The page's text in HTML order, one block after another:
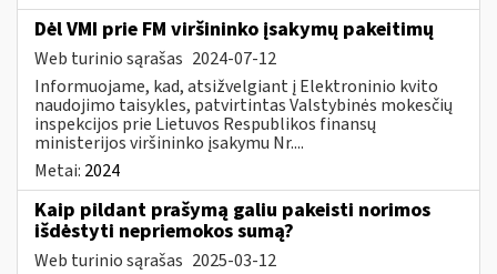
Dėl VMI prie FM viršininko įsakymų pakeitimų
Web turinio sąrašas 2024-07-12
Informuojame, kad, atsižvelgiant į Elektroninio kvito
naudojimo taisykles, patvirtintas Valstybinės mokesčių
inspekcijos prie Lietuvos Respublikos finansų
ministerijos viršininko įsakymu Nr....
Metai: 2024
Kaip pildant prašymą galiu pakeisti norimos
išdėstyti nepriemokos sumą?
Web turinio sąrašas 2025-03-12